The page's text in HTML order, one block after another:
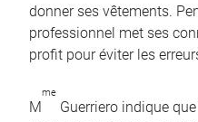
donner ses vêtements.
professionnel met ses
profit pour éviter les
M
me
Guerriero indique